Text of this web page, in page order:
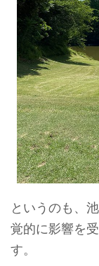
というのも、
覚的に影響を
す。